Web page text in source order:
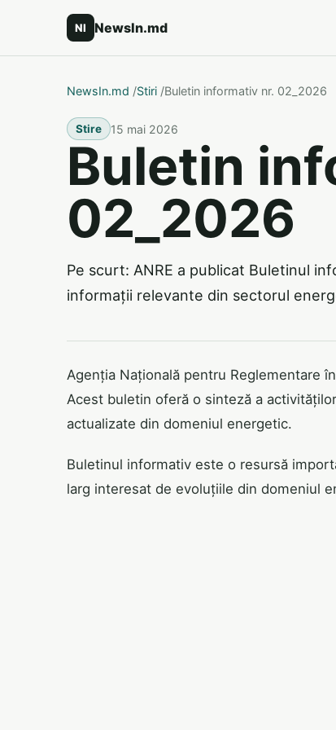
NI NewsIn.md
NewsIn.md /Stiri /Buletin informativ nr. 02_2026
Stire 15 mai 2026
Buletin
02_2026
Pe scurt: ANRE a publicat Buletinul
informații relevante din sectorul
Agenția Națională pentru Reglementare
Acest buletin oferă o sinteză a
actualizate din domeniul energetic.
Buletinul informativ este o resursă
larg interesat de evoluțiile din domeniul